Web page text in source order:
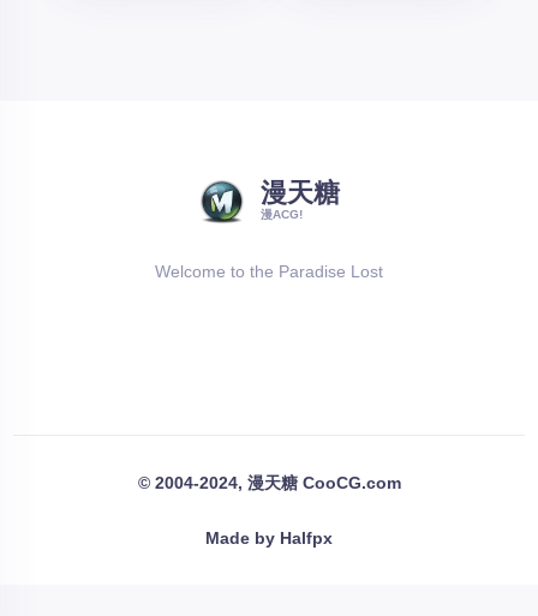
漫天糖
漫ACG!
Welcome to the Paradise Lost
© 2004-2024, 漫天糖 CooCG.com
Made by Halfpx